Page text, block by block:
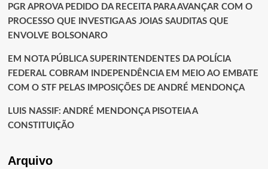
PGR APROVA PEDIDO DA RECEITA PARA AVANÇAR COM O
PROCESSO QUE INVESTIGA AS JOIAS SAUDITAS QUE
ENVOLVE BOLSONARO
EM NOTA PÚBLICA SUPERINTENDENTES DA POLÍCIA
FEDERAL COBRAM INDEPENDÊNCIA EM MEIO AO EMBATE
COM O STF PELAS IMPOSIÇÕES DE ANDRÉ MENDONÇA
LUIS NASSIF: ANDRÉ MENDONÇA PISOTEIA A
CONSTITUIÇÃO
Arquivo